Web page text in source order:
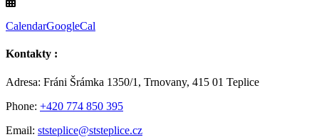
CalendarGoogleCal
Kontakty :
Adresa: Fráni Šrámka 1350/1, Trnovany, 415 01 Teplice
Phone: +420 774 850 395
Email: ststeplice@ststeplice.cz